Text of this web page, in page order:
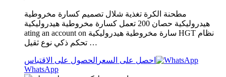
مطحنة الكرة تغذية شلال تصميم كسارة مخروطية
هيدروليكية حصان 200 تعمل كسارة مخروطية هيدروليكية
ating an account on سارة مخروطية هيدروليكية HGT نظام
تحكم ذكي نوع ثقيل …
احصل على السعر الحصول على الاقتباس
WhatsApp